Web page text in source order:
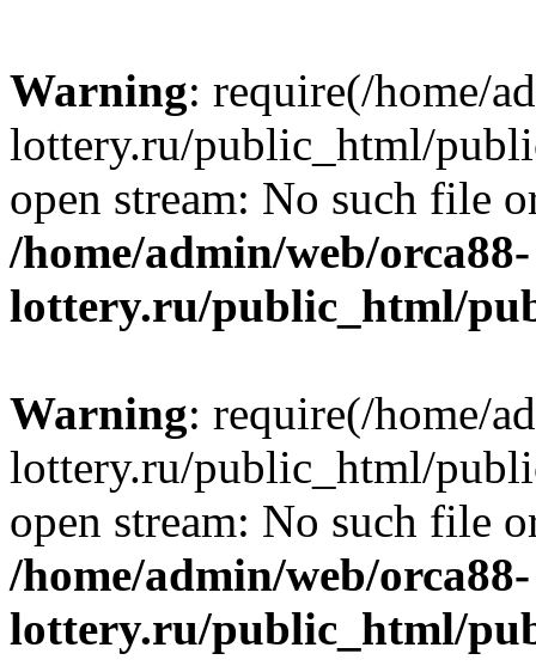
Warning: require(/home/
lottery.ru/public_html/
open stream: No such file
/home/admin/web/orca88-
lottery.ru/public_html/
Warning: require(/home/
lottery.ru/public_html/
open stream: No such file
/home/admin/web/orca88-
lottery.ru/public_html/